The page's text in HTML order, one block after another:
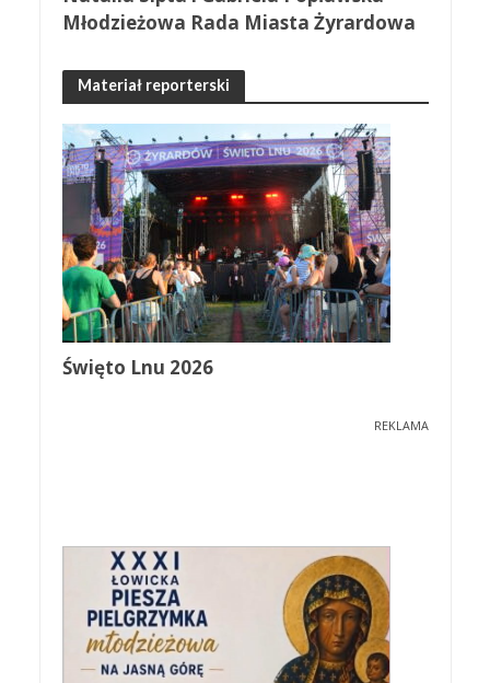
Młodzieżowa Rada Miasta Żyrardowa
Materiał reporterski
Święto Lnu 2026
REKLAMA